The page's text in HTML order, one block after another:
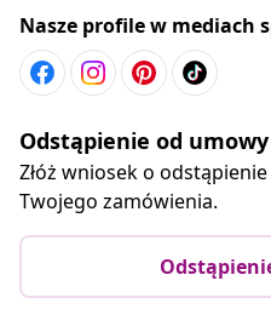
Nasze profile w mediach
Odstąpienie od umowy
Złóż wniosek o
Twojego zamówienia.